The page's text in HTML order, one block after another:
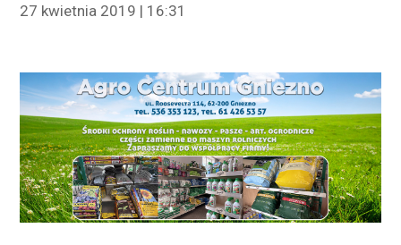
27 kwietnia 2019 | 16:31